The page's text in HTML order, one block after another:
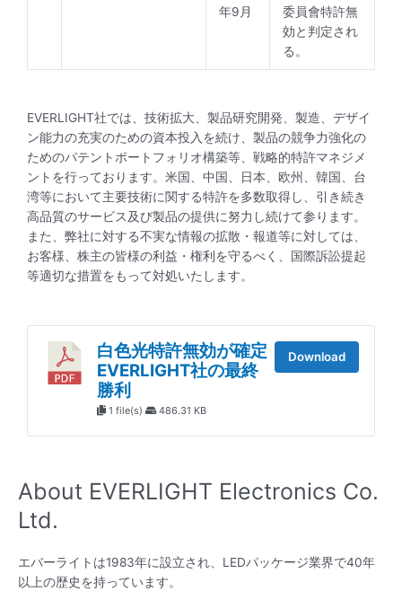
年9月
委員會特許無
効と判定され
る。
EVERLIGHT社では、技術拡大、製品研究開発、製造、デザイ
ン能力の充実のための資本投入を続け、製品の競争力強化の
ためのパテントポートフォリオ構築等、戦略的特許マネジメ
ントを行っております。米国、中国、日本、欧州、韓国、台
湾等において主要技術に関する特許を多数取得し、引き続き
高品質のサービス及び製品の提供に努力し続けて参ります。
また、弊社に対する不実な情報の拡散・報道等に対しては、
お客様、株主の皆様の利益・権利を守るべく、国際訴訟提起
等適切な措置をもって対処いたします。
白色光特許無効が確定
EVERLIGHT社の最終
勝利
1 file(s) 486.31 KB
Download
About EVERLIGHT Electronics Co.
Ltd.
エバーライトは1983年に設立され、LEDパッケージ業界で40年
以上の歴史を持っています。